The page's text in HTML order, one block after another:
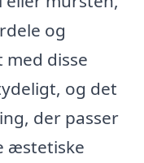
og
disse
og det
der passer
æstetiske